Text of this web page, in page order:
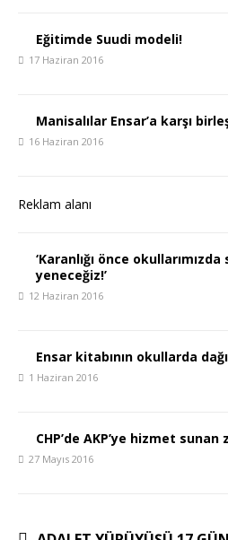
Eğitimde Suudi modeli!
17 Haziran 2016
Manisalılar Ensar’a karşı
16 Haziran 2016
Reklam alanı
‘Karanlığı önce
yeneceğiz!’
12 Haziran 2016
Ensar kitabının okullarda
1 Haziran 2016
CHP’de AKP’ye hizmet
27 Mayıs 2016